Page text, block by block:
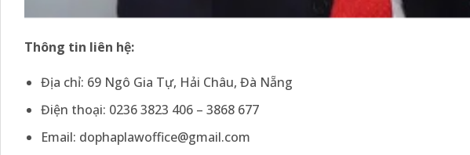
Thông tin liên hệ:
Địa chỉ: 69 Ngô Gia Tự, Hải Châu, Đà Nẵng
Điện thoại: 0236 3823 406 – 3868 677
Email: dophaplawoffice@gmail.com